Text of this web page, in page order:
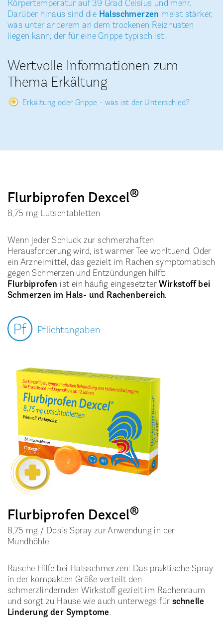
Körpertemperatur auf 39 Grad Celsius und mehr.
Darüber hinaus sind die Halsschmerzen meist stärker,
was unter anderem an dem trockenen Reizhusten
liegen kann, der für eine Grippe typisch ist.
Wertvolle Informationen zum
Thema Erkältung
Erkältung oder Grippe - was ist der Unterschied?
Flurbiprofen Dexcel®
8,75 mg Lutschtabletten
Wenn jeder Schluck zur schmerzhaften
Herausforderung wird, ist warmer Tee wohltuend. Oder
ein Arzneimittel, das gezielt im Rachen symptomatisch
gegen Schmerzen und Entzündungen hilft:
Flurbiprofen ist ein häufig eingesetzterWirkstoff bei
Schmerzen im Hals- und Rachenbereich.
Pflichtangaben
Flurbiprofen Dexcel®
8,75 mg / Dosis Spray zur Anwendung in der
Mundhöhle
Rasche Hilfe bei Halsschmerzen: Das praktische Spray
in der kompakten Größe verteilt den
schmerzlindernden Wirkstoff gezielt im Rachenraum
und sorgt zu Hause wie auch unterwegs für schnelle
Linderung der Symptome.